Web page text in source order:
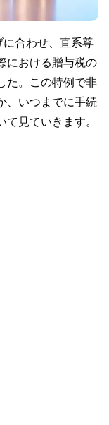
合わせ、直系尊
における贈与税の
た。この特例で非
、いつまでに手続
て見ていきます。